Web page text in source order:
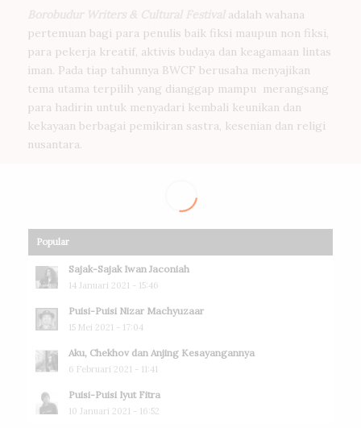
adalah wahana
pertemuan bagi para penulis baik fiksi maupun non fiksi,
para pekerja kreatif, aktivis budaya dan keagamaan lintas
iman. Pada tiap tahunnya BWCF berusaha menyajikan
tema utama terpilih yang dianggap mampu merangsang
para hadirin untuk menyadari kembali keunikan dan
kekayaan berbagai pemikiran sastra, kesenian dan religi
nusantara.
Popular
Sajak-Sajak Iwan Jaconiah
14 Januari 2021 - 15:46
Puisi-Puisi Nizar Machyuzaar
15 Mei 2021 - 17:04
Aku, Chekhov dan Anjing Kesayangannya
6 Februari 2021 - 11:41
Puisi-Puisi Iyut Fitra
10 Januari 2021 - 16:52